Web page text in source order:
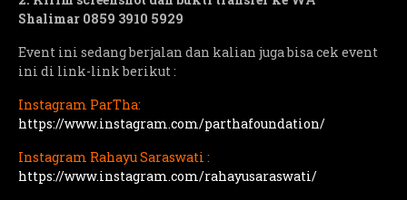
Shalimar 0859 3910 5929
Event ini sedang berjalan dan kalian juga bisa cek event
ini di link-link berikut :
Instagram ParTha:
https://www.instagram.com/parthafoundation/
Instagram Rahayu Saraswati :
https://www.instagram.com/rahayusaraswati/